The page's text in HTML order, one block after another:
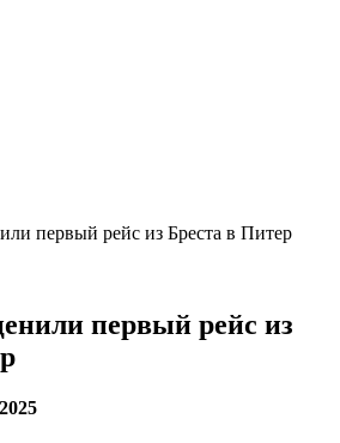
первый рейс из Бреста в Питер
первый рейс из